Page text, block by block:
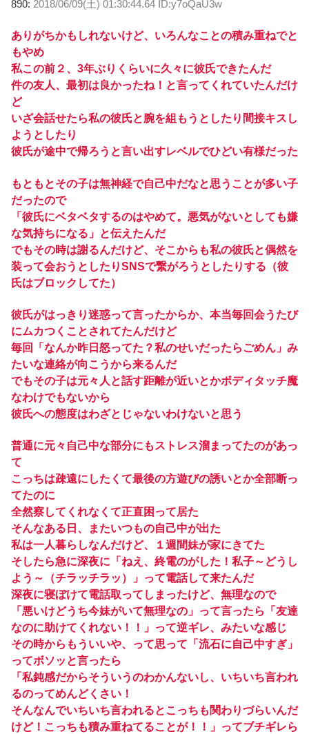
890: 2018/06/09(土) 01:30:44.64 ID:y7oQaU3w
ありがちかもしれないけど、いろんなことの積み重ねでと
もやめ
私この前２、3年ぶりくらいに久々に彼氏できたんだ
件の友人、最初は良かったね！と言ってくれていたんだけ
ど
いざ会話せたら私の彼氏と腕を組もうとしたり間接キスし
ようとしたり
彼氏が途中で帰ろうと言い出すレベルでひどい有様だった
もともとその子は無神経で自己中だなと思うことが多い子
だったので
「彼氏にベタベタするのはやめて。悪気がないとしても嫌
な気持ちになる」と伝えたんだ
でもその時は謝るんだけど、そこからも私の彼氏と偶然を
装って会おうとしたりSNSで繋がろうとしたりする（彼
氏はブロックしてた）
彼氏がはっきり迷惑って言ったからか、本当毎回会うたび
にムカつくことされてたんだけど
毎回「なんか昨日怒ってた？私のせいだったらごめん」み
たいな連絡が向こうから来るんだ
でもその子は元々人と話す距離が近いとかボディタッチ魔
なわけでもないから
彼氏への態度はわざとじゃないわけないと思う
普通に元々自己中な部分にもストレス溜まってたのがあっ
て
こっちは疎遠にしたくて最後の方遊びの誘いとか全部断っ
てたのに
全然察してくれなくて正直困って居た
そんなある日、またいつもの自己中が出た
私は一人暮らしなんだけど、１週間妹が家にきてた
そしたら急に深夜に「ねえ、終電のがした！私子～どうし
よう～（チラッチラッ）」って電話して来たんだ
深夜に寝ぼけて電話取ってしまったけど、無理なので
「悪いけどうち今妹がいて無理なの」って言ったら「友達
なのに助けてくれない！！」って逆ギレ、みたいな感じ
その時からもういいや、って思って「流石に自己中すぎ」
ってボソッと言ったら
「私鈍感だからそういうのわかんないし、いちいち言われ
るのってめんどくさい！
そんなんでいちいち言われるとこっちも関わりづらいんだ
けど！こっちも積み重ねてることが！！」ってブチギレら